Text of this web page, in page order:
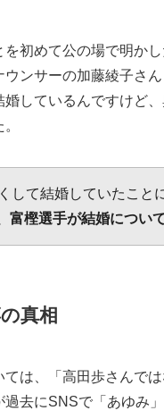
初めて公の場で明か
ンサーの加藤綾子さ
しているんですけど
して結婚していたこ
富樫選手が結婚につい
真相
は、「高田歩さんで
去にSNSで「あゆみ